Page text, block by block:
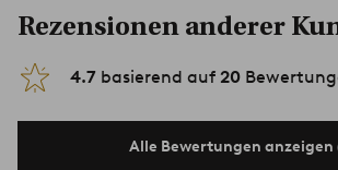
Rezensionen anderer
4.7 basierend auf 20
Alle Bewertungen anzeigen